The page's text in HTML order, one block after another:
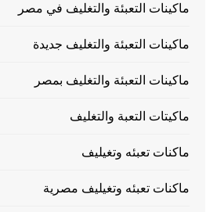
ماكينات التعبئة والتغليف في مصر
ماكينات التعبئة والتغليف جديدة
ماكينات التعبئة والتغليف بمصر
ماكيتات التعبة والتغليف
ماكنات تعبئه وتغيليف
ماكنات تعبئه وتغيليف مصرية